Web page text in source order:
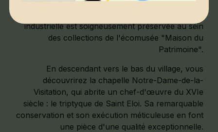
Grenoble en 1968 portaient des blousons
industrielle est soigneusement préservée au sein
des collections de l'écomusée "Maison du
Patrimoine".
En descendant vers le bas du village, vous
découvrirez la chapelle Notre-Dame-de-la-
Visitation, qui abrite un chef-d'œuvre du XVIe
siècle : le triptyque de Saint Eloi. Sa remarquable
conservation et son exécution méticuleuse en font
une pièce d'une qualité exceptionnelle.